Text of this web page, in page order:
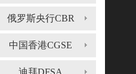
俄罗斯央行CBR
中国香港CGSE
迪拜DFSA